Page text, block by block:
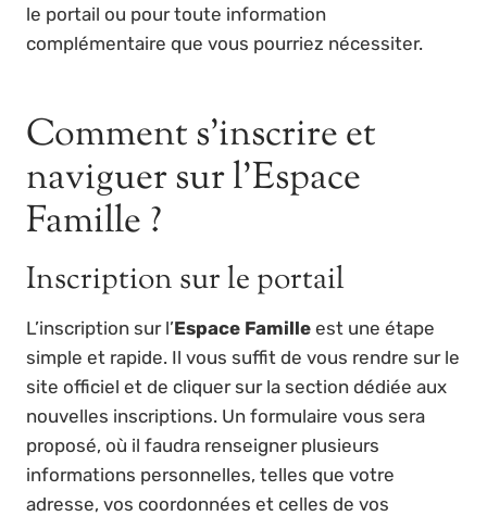
le portail ou pour toute information
complémentaire que vous pourriez nécessiter.
Comment s’inscrire et
naviguer sur l’Espace
Famille ?
Inscription sur le portail
L’inscription sur l’Espace Famille est une étape
simple et rapide. Il vous suffit de vous rendre sur le
site officiel et de cliquer sur la section dédiée aux
nouvelles inscriptions. Un formulaire vous sera
proposé, où il faudra renseigner plusieurs
informations personnelles, telles que votre
adresse, vos coordonnées et celles de vos